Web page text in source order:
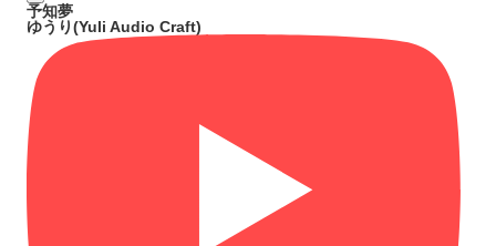
予知夢
ゆうり(Yuli Audio Craft)